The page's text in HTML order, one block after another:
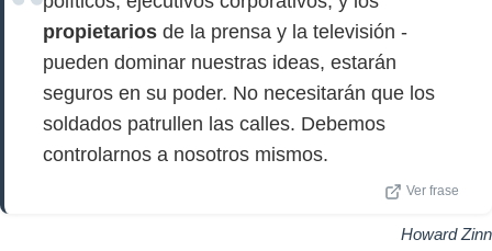
propietarios de la prensa y la televisión -
pueden dominar nuestras ideas, estarán
seguros en su poder. No necesitarán que los
soldados patrullen las calles. Debemos
controlarnos a nosotros mismos.
Ver frase
Howard Zinn